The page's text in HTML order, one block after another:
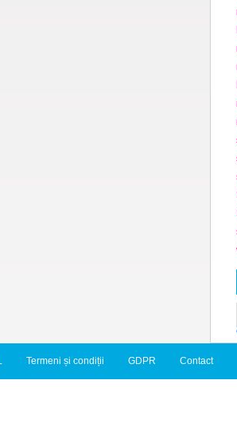
Termeni și condiții GDPR Contact